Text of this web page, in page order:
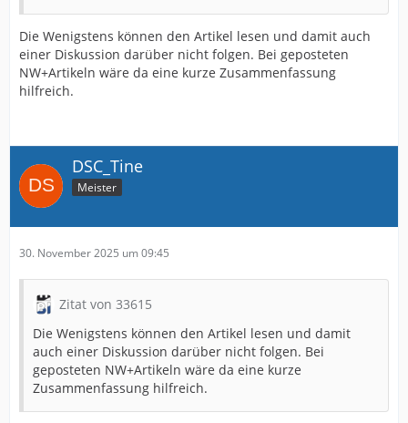
Die Wenigstens können den Artikel lesen und damit auch
einer Diskussion darüber nicht folgen. Bei geposteten
NW+Artikeln wäre da eine kurze Zusammenfassung
hilfreich.
DSC_Tine
Meister
30. November 2025 um 09:45
Zitat von 33615
Die Wenigstens können den Artikel lesen und damit
auch einer Diskussion darüber nicht folgen. Bei
geposteten NW+Artikeln wäre da eine kurze
Zusammenfassung hilfreich.